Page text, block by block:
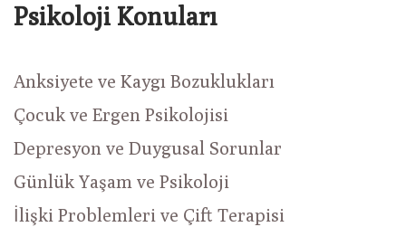
Psikoloji Konuları
Anksiyete ve Kaygı Bozuklukları
Çocuk ve Ergen Psikolojisi
Depresyon ve Duygusal Sorunlar
Günlük Yaşam ve Psikoloji
İlişki Problemleri ve Çift Terapisi